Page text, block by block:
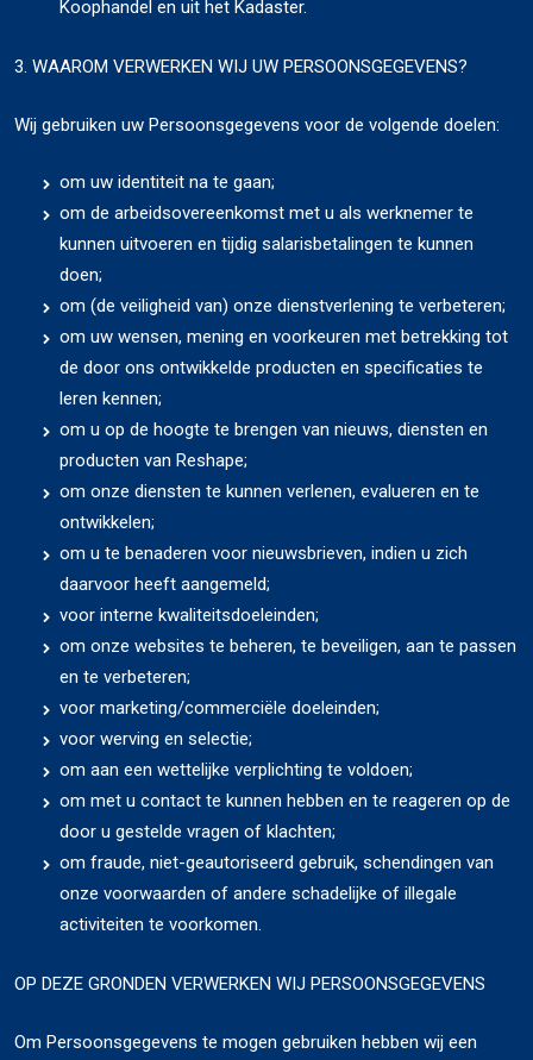
Koophandel en uit het Kadaster.
3. WAAROM VERWERKEN WIJ UW PERSOONSGEGEVENS?
Wij gebruiken uw Persoonsgegevens voor de volgende doelen:
om uw identiteit na te gaan;
om de arbeidsovereenkomst met u als werknemer te
kunnen uitvoeren en tijdig salarisbetalingen te kunnen
doen;
om (de veiligheid van) onze dienstverlening te verbeteren;
om uw wensen, mening en voorkeuren met betrekking tot
de door ons ontwikkelde producten en specificaties te
leren kennen;
om u op de hoogte te brengen van nieuws, diensten en
producten van Reshape;
om onze diensten te kunnen verlenen, evalueren en te
ontwikkelen;
om u te benaderen voor nieuwsbrieven, indien u zich
daarvoor heeft aangemeld;
voor interne kwaliteitsdoeleinden;
om onze websites te beheren, te beveiligen, aan te passen
en te verbeteren;
voor marketing/commerciële doeleinden;
voor werving en selectie;
om aan een wettelijke verplichting te voldoen;
om met u contact te kunnen hebben en te reageren op de
door u gestelde vragen of klachten;
om fraude, niet-geautoriseerd gebruik, schendingen van
onze voorwaarden of andere schadelijke of illegale
activiteiten te voorkomen.
OP DEZE GRONDEN VERWERKEN WIJ PERSOONSGEGEVENS
Om Persoonsgegevens te mogen gebruiken hebben wij een